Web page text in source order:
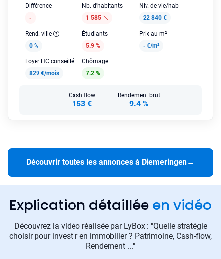
Différence
-
Nb. d'habitants
1 585
Niv. de vie/hab
22 840 €
Rend. ville
0 %
Étudiants
5.9 %
Prix au m²
- €/m²
Loyer HC conseillé
829 €/mois
Chômage
7.2 %
Cash flow
153 €
Rendement brut
9.4 %
Découvrir toutes les annonces à Diemeringen→
Explication détaillée en vidéo
Découvrez la vidéo réalisée par LyBox : "Quelle stratégie
choisir pour investir en immobilier ? Patrimoine, Cash-flow,
Rendement ..."